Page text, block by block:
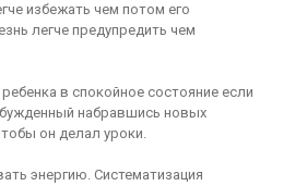
избежать чем потом его
легче предупредить чем
в спокойное состояние если
набравшись новых
он делал уроки.
энергию. Систематизация